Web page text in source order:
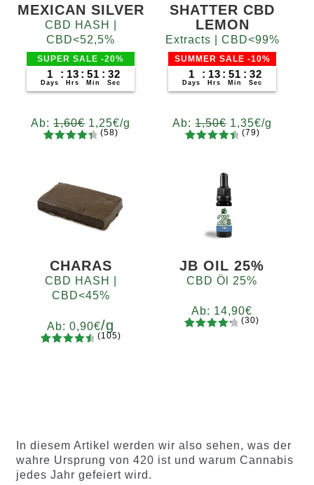
MEXICAN SILVER
CBD HASH |
CBD<52,5%
SUPER SALE -20%
1
Days
: 13
Hrs
: 51
Min
: 31
Sec
Ab:1,60€ 1,25€/g
von 5,
basieren
d auf
Kundenb
(58)
SHATTER CBD
LEMON
Extracts | CBD<99%
SUMMER SALE -10%
1
Days
: 13
Hrs
: 51
Min
: 31
Sec
Ab:1,50€ 1,35€/g
von 5,
basieren
d auf
Kundenb
ewertung
(79)
CHARAS
CBD HASH |
CBD<45%
Ab:0,90€/g
ewertung
en
(105)
JB OIL 25%
CBD Öl 25%
Ab: 14,90€
gen
(30)
In diesem Artikel werden wir also sehen, was der
wahre Ursprung von 420 ist und warum Cannabis
jedes Jahr gefeiert wird.